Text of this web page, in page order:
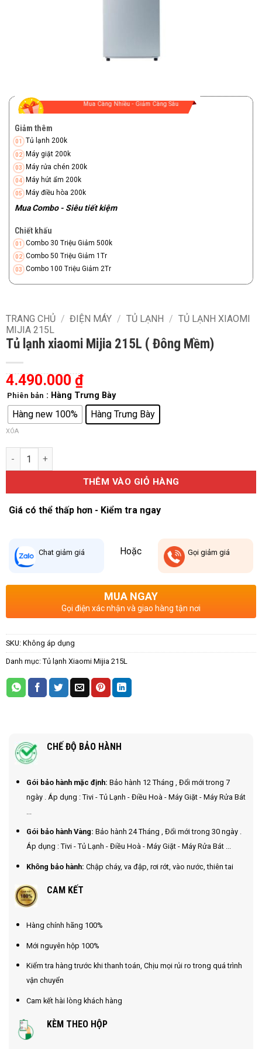
Mua Càng Nhiều - Giảm Càng Sâu
Giảm thêm
Tủ lạnh 200k
Máy giặt 200k
Máy rửa chén 200k
Máy hút ẩm 200k
Máy điều hòa 200k
Mua Combo - Siêu tiết kiệm
Chiết khấu
Combo 30 Triệu Giảm 500k
Combo 50 Triệu Giảm 1Tr
Combo 100 Triệu Giảm 2Tr
TRANG CHỦ / ĐIỆN MÁY / TỦ LẠNH / TỦ LẠNH XIAOMI
MIJIA 215L
Tủ lạnh xiaomi Mijia 215L ( Đông Mềm)
4.490.000 ₫
Phiên bản : Hàng Trưng Bày
Hàng new 100% Hàng Trưng Bày
XÓA
Tủ lạnh xiaomi Mijia 215L ( Đông Mềm) số lượng
THÊM VÀO GIỎ HÀNG
Giá có thể thấp hơn - Kiểm tra ngay
Chat giảm giá Hoặc Gọigiảm giá
MUA NGAY
Gọi điện xác nhận và giao hàng tận nơi
SKU: Không áp dụng
Danh mục: Tủ lạnh Xiaomi Mijia 215L
CHẾ ĐỘ BẢO HÀNH
Gói bảo hành mặc định: Bảo hành 12 Tháng , Đổi mới trong 7
ngày . Áp dụng : Tivi - Tủ Lạnh - Điều Hoà - Máy Giặt - Máy Rửa Bát
Gói bảo hành Vàng: Bảo hành 24 Tháng , Đổi mới trong 30 ngày .
Áp dụng : Tivi - Tủ Lạnh - Điều Hoà - Máy Giặt - Máy Rửa Bát ...
Không bảo hành: Chập cháy, va đập, rơi rớt, vào nước, thiên tai
CAM KẾT
Hàng chính hãng 100%
Mới nguyên hộp 100%
Kiểm tra hàng trước khi thanh toán, Chịu mọi rủi ro trong quá trình
vận chuyển
Cam kết hài lòng khách hàng
KÈM THEO HỘP